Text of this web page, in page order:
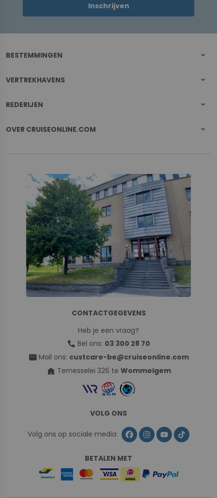
Inschrijven
BESTEMMINGEN
VERTREKHAVENS
REDERIJEN
OVER CRUISEONLINE.COM
CONTACTGEGEVENS
Heb je een vraag?
call Bel ons: 03 300 28 70
mail Mail ons: custcare-be@cruiseonline.com
home Ternesselei 326 te Wommelgem
VOLG ONS
Volg ons op sociale media:
BETALEN MET